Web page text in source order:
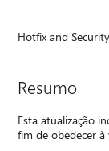
Hotfix and
Resumo
Esta atualização
fim de obedecer à